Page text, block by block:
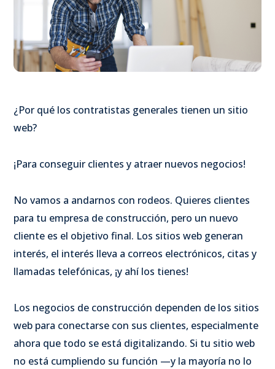
¿Por qué los contratistas generales tienen un sitio
web?
¡Para conseguir clientes y atraer nuevos negocios!
No vamos a andarnos con rodeos. Quieres clientes
para tu empresa de construcción, pero un nuevo
cliente es el objetivo final. Los sitios web generan
interés, el interés lleva a correos electrónicos, citas y
llamadas telefónicas, ¡y ahí los tienes!
Los negocios de construcción dependen de los sitios
web para conectarse con sus clientes, especialmente
ahora que todo se está digitalizando. Si tu sitio web
no está cumpliendo su función —y la mayoría no lo